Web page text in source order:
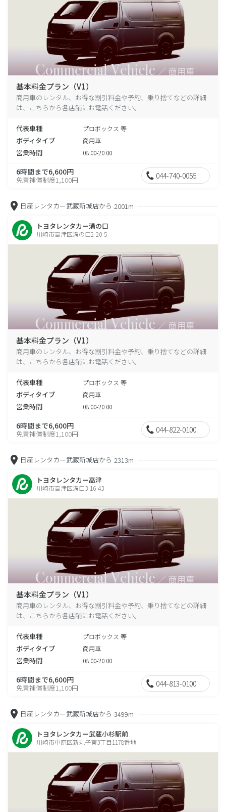
基本料金プラン（V1）
商用車のレンタル、お得な割引料金や予約、乗り捨てなどの詳細
は、こちらから各店舗にお電話ください。
代表車種 プロボックス 等
ボディタイプ 商用車
営業時間 08:00-20:00
6時間まで6,600円
免責補償制度1,100円 044-740-0055
日産レンタカー武蔵新城店から 2001m
トヨタレンタカー溝の口
川崎市高津区溝の口2-20-5
基本料金プラン（V1）
商用車のレンタル、お得な割引料金や予約、乗り捨てなどの詳細
は、こちらから各店舗にお電話ください。
代表車種 プロボックス 等
ボディタイプ 商用車
営業時間 08:00-20:00
6時間まで6,600円
免責補償制度1,100円 044-822-0100
日産レンタカー武蔵新城店から 2313m
トヨタレンタカー高津
川崎市高津区溝口3-16-43
基本料金プラン（V1）
商用車のレンタル、お得な割引料金や予約、乗り捨てなどの詳細
は、こちらから各店舗にお電話ください。
代表車種 プロボックス 等
ボディタイプ 商用車
営業時間 08:00-20:00
6時間まで6,600円
免責補償制度1,100円 044-813-0100
日産レンタカー武蔵新城店から 3499m
トヨタレンタカー武蔵小杉駅前
川崎市中原区新丸子東3丁目1178番地